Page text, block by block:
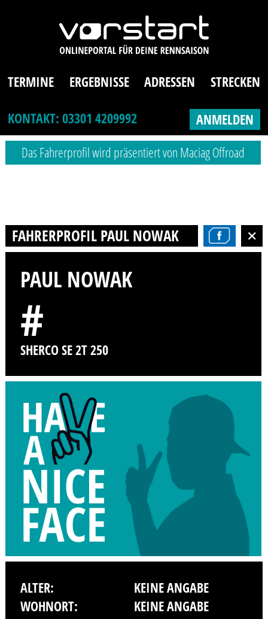
TERMINE ERGEBNISSE ADRESSEN
STRECKEN
KONTAKT: 03301 4209992
ANMELDEN
Das Fahrerprofil wird präsentiert von Maciag Offroad
FAHRERPROFIL PAUL NOWAK
PAUL NOWAK
#
SHERCO SE 2T 250
ALTER:
KEINE ANGABE
WOHNORT:
KEINE ANGABE